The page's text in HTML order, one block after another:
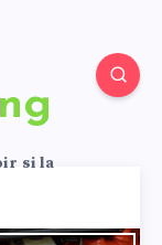
si la